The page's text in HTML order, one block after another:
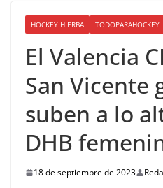
HOCKEY HIERBA TODOPARAHOCKEY
El Valencia
San Vicente
suben a lo
DHB
18 de septiembre de 2023